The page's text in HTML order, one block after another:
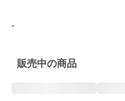
-
販売中の商品